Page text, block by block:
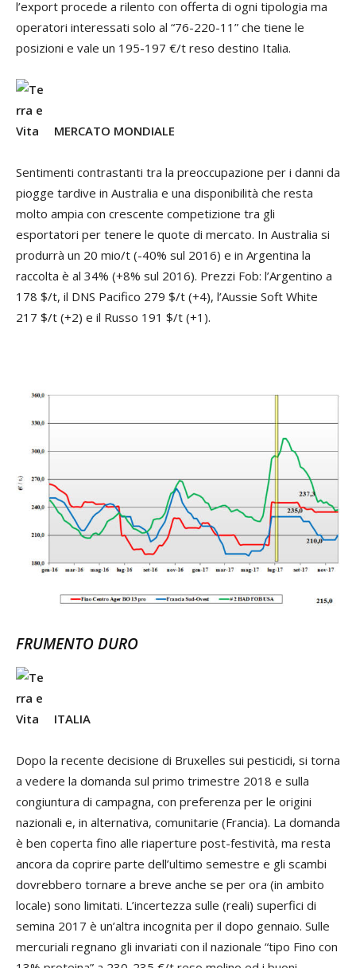
l’export procede a rilento con offerta di ogni tipologia ma
operatori interessati solo al “76-220-11” che tiene le
posizioni e vale un 195-197 €/t reso destino Italia.
MERCATO MONDIALE
Sentimenti contrastanti tra la preoccupazione per i danni da
piogge tardive in Australia e una disponibilità che resta
molto ampia con crescente competizione tra gli
esportatori per tenere le quote di mercato. In Australia si
produrrà un 20 mio/t (-40% sul 2016) e in Argentina la
raccolta è al 34% (+8% sul 2016). Prezzi Fob: l’Argentino a
178 $/t, il DNS Pacifico 279 $/t (+4), l’Aussie Soft White
217 $/t (+2) e il Russo 191 $/t (+1).
FRUMENTO DURO
ITALIA
Dopo la recente decisione di Bruxelles sui pesticidi, si torna
a vedere la domanda sul primo trimestre 2018 e sulla
congiuntura di campagna, con preferenza per le origini
nazionali e, in alternativa, comunitarie (Francia). La domanda
è ben coperta fino alle riaperture post-festività, ma resta
ancora da coprire parte dell’ultimo semestre e gli scambi
dovrebbero tornare a breve anche se per ora (in ambito
locale) sono limitati. L’incertezza sulle (reali) superfici di
semina 2017 è un’altra incognita per il dopo gennaio. Sulle
mercuriali regnano gli invariati con il nazionale “tipo Fino con